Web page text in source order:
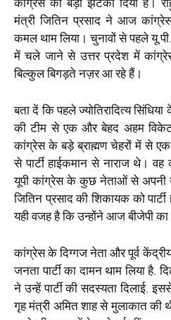
कांग्रेस को बड़ा झटका दिया है।
मंत्री जितिन प्रसाद ने आज
कमल थाम लिया। चुनावों से पहले
में चले जाने से उत्तर प्रदेश में
बिल्कुल बिगड़ते नज़र आ रहे हैं।
बता दें कि पहले ज्योतिरादित्य
की टीम से एक और बेहद अहम विकेट
कांग्रेस के बड़े ब्राह्मण चेहरों में से
से पार्टी हाईकमान से नाराज थे।
यूपी कांग्रेस के कुछ नेताओं से अपनी
जितिन प्रसाद की शिकायक को
यही वजह है कि उन्होंने आज बीजेपी का
कांग्रेस के दिग्गज नेता और पूर्व
जनता पार्टी का दामन थाम लिया है.
ने उन्हें पार्टी की सदस्यता दिलाई.
गृह मंत्री अमित शाह से मुलाकात की